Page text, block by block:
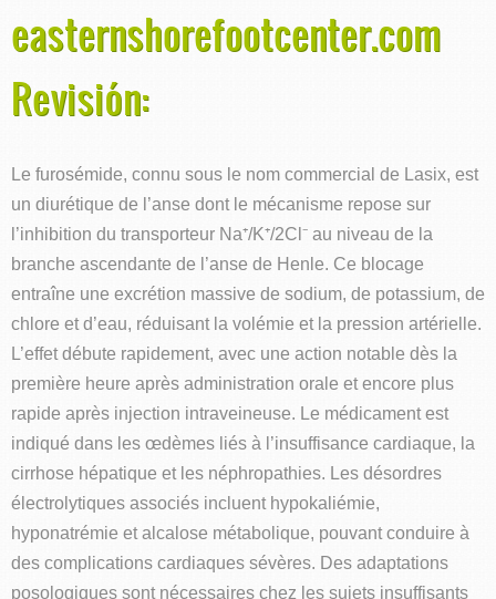
easternshorefootcenter.com
Revisión:
Le furosémide, connu sous le nom commercial de Lasix, est
un diurétique de l’anse dont le mécanisme repose sur
l’inhibition du transporteur Na⁺/K⁺/2Cl⁻ au niveau de la
branche ascendante de l’anse de Henle. Ce blocage
entraîne une excrétion massive de sodium, de potassium, de
chlore et d’eau, réduisant la volémie et la pression artérielle.
L’effet débute rapidement, avec une action notable dès la
première heure après administration orale et encore plus
rapide après injection intraveineuse. Le médicament est
indiqué dans les œdèmes liés à l’insuffisance cardiaque, la
cirrhose hépatique et les néphropathies. Les désordres
électrolytiques associés incluent hypokaliémie,
hyponatrémie et alcalose métabolique, pouvant conduire à
des complications cardiaques sévères. Des adaptations
posologiques sont nécessaires chez les sujets insuffisants